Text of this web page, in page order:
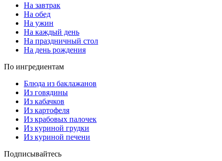
На завтрак
На обед
На ужин
На каждый день
На праздничный стол
На день рождения
По ингредиентам
Блюда из баклажанов
Из говядины
Из кабачков
Из картофеля
Из крабовых палочек
Из куриной грудки
Из куриной печени
Подписывайтесь